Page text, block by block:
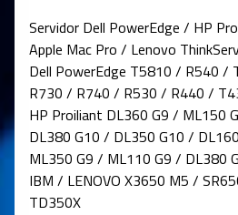
Servidor Dell PowerEdge / HP
Apple Mac Pro / Lenovo
Dell PowerEdge T5810 / R540
R730 / R740 / R530 / R440 /
HP Proiliant DL360 G9 / ML150
DL380 G10 / DL350 G10 /
ML350 G9 / ML110 G9 / DL380
IBM / LENOVO X3650 M5 /
TD350X